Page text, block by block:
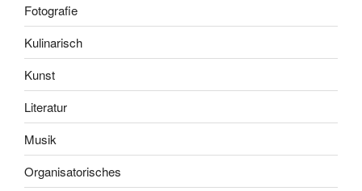
Fotografie
Kulinarisch
Kunst
Literatur
Musik
Organisatorisches